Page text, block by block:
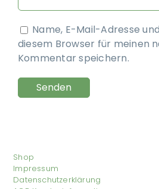
Name, E-Mail-Adresse
diesem Browser für meinen
Kommentar speichern.
Shop
Impressum
Datenschutzerklärung